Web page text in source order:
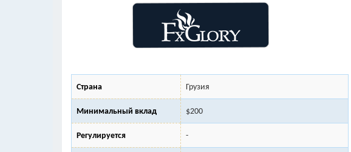
Страна Грузия
Минимальный вклад $200
Регулируется -